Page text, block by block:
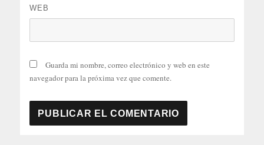
WEB
Guarda mi nombre, correo electrónico y web en este
navegador para la próxima vez que comente.